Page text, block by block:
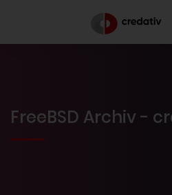
FreeBSD Archiv -